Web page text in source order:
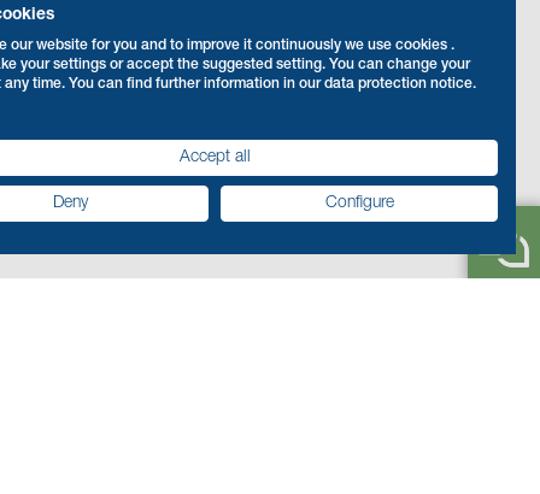
our website for you and to improve it continuously we use cookies .
your settings or accept the suggested setting. You can change your
any time. You can find further information in our data protection notice.
Accept all
Deny Configure